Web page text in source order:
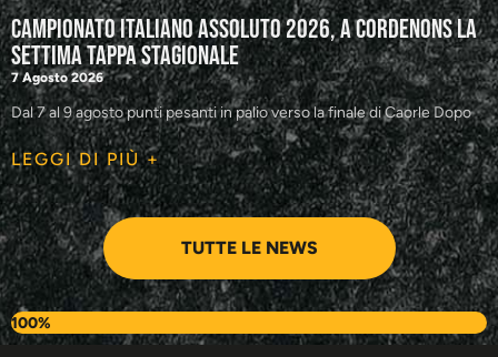
Campionato Italiano Assoluto 2026, a Cordenons la
settima tappa stagionale
7 Agosto 2026
Dal 7 al 9 agosto punti pesanti in palio verso la finale di Caorle Dopo
LEGGI DI PIÙ +
TUTTE LE NEWS
100%